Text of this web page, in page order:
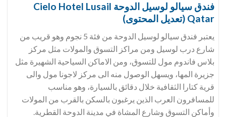
فندق سيالو لوسيل الدوحة Cielo Hotel Lusail
Qatar (تعديل المحتوى)
يعتبر فندق سيالو لوسيل الدوحة من فئة 5 نجوم وهو قريب من
شارع درب لوسيل ومن مراكز التسوق والمولات مثل مركز
بلاس فاندوم مول للتسوق، ومن الاماكن السياحية الشهيرة مثل
جزيرة المها، ويسهل الوصول منه الى مركز لاجونا مول والى
قرية كتارا الثقافية خلال دقائق بالسيارة، وهو مناسب
للمسافرون العرب الذين يرغبون بالسكن بالقرب من المولات
وأماكن التسوق وشارع المشاة في مدينة الدوحة القطرية.